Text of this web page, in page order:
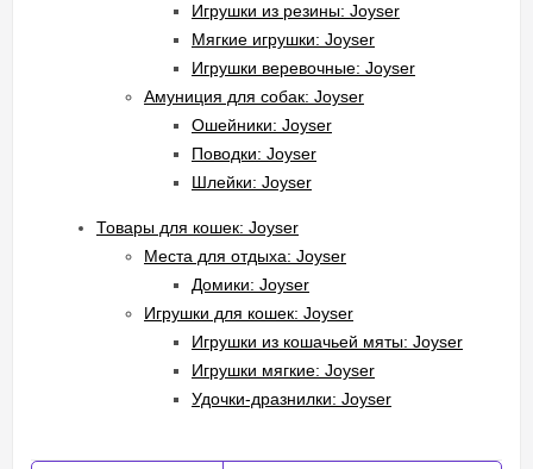
Игрушки из резины: Joyser
Мягкие игрушки: Joyser
Игрушки веревочные: Joyser
Амуниция для собак: Joyser
Ошейники: Joyser
Поводки: Joyser
Шлейки: Joyser
Товары для кошек: Joyser
Места для отдыха: Joyser
Домики: Joyser
Игрушки для кошек: Joyser
Игрушки из кошачьей мяты: Joyser
Игрушки мягкие: Joyser
Удочки-дразнилки: Joyser